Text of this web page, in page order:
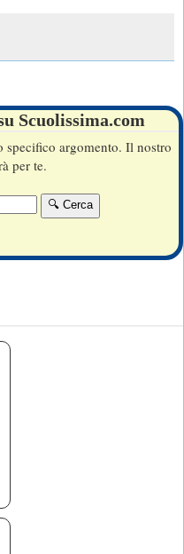
Scuolissima.com
argomento. Il nostro
per te.